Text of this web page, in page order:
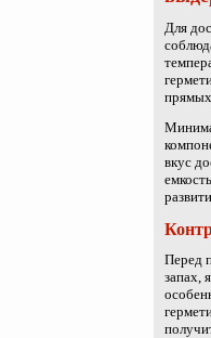
Для
прямых
вкус
Перед
запах,